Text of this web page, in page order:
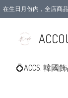
在生日月份内，全店商
💍ACCS. 韓國